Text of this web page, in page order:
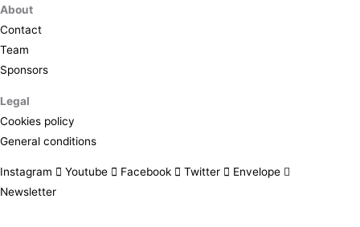
About
Contact
Team
Sponsors
Legal
Cookies policy
General conditions
Instagram Youtube Facebook Twitter
Envelope
Newsletter